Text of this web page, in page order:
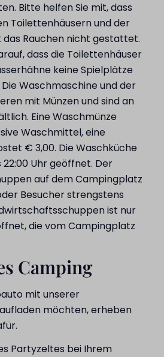
Bitte helfen Sie mit, dass
Toilettenhäusern und der
das Rauchen nicht gestattet.
dass die Toilettenhäuser
keine Spielplätze
Waschmaschine und der
mit Münzen und sind an
Eine Waschmünze
Waschmittel, eine
€ 3,00. Die Waschküche
22:00 Uhr geöffnet. Der
auf dem Campingplatz
Besucher strengstens
ist nur
die vom Campingplatz
Camping
mit unserer
möchten, erheben
Partyzeltes bei Ihrem